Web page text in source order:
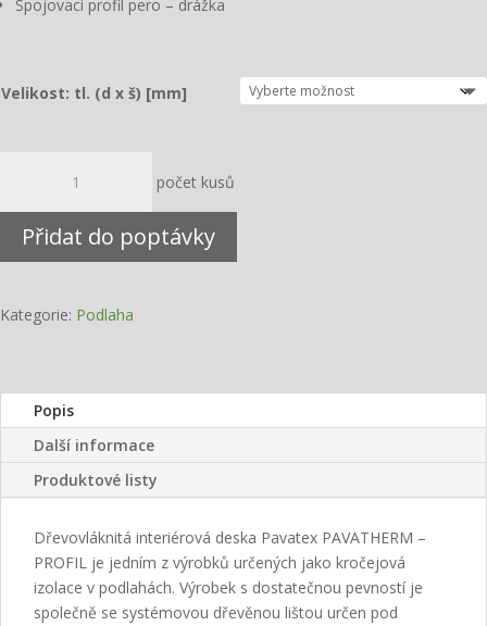
Spojovací profil pero – drážka
Velikost: tl. (d x š) [mm]
PROFIL
množství
Přidat do poptávky
Kategorie: Podlaha
Popis
Další informace
Produktové listy
Dřevovláknitá interiérová deska Pavatex PAVATHERM –
PROFIL je jedním z výrobků určených jako kročejová
izolace v podlahách. Výrobek s dostatečnou pevností je
společně se systémovou dřevěnou lištou určen pod